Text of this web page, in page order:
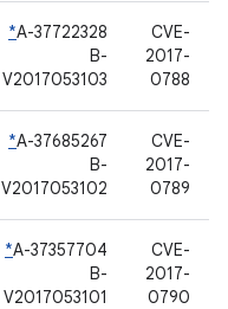
CVE-
2017-
0788
A-37722328
*
B-
V2017053103
CVE-
2017-
0789
A-37685267
*
B-
V2017053102
CVE-
2017-
0790
A-37357704
*
B-
V2017053101